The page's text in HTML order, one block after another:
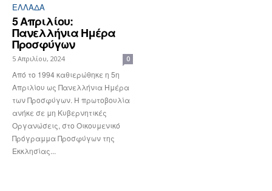
ΕΛΛΆΔΑ
5 Απριλίου:
Πανελλήνια Ημέρα
Προσφύγων
5 Απριλίου, 2024 0
Από το 1994 καθιερώθηκε η 5η
Απριλίου ως Πανελλήνια Ημέρα
των Προσφύγων. Η πρωτοβουλία
ανήκε σε μη Κυβερνητικές
Οργανώσεις, στο Οικουμενικό
Πρόγραμμα Προσφύγων της
Εκκλησίας...